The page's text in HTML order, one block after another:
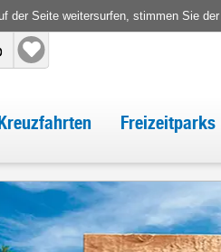
der Seite weitersurfen, stimmen Sie
Freizeitparks